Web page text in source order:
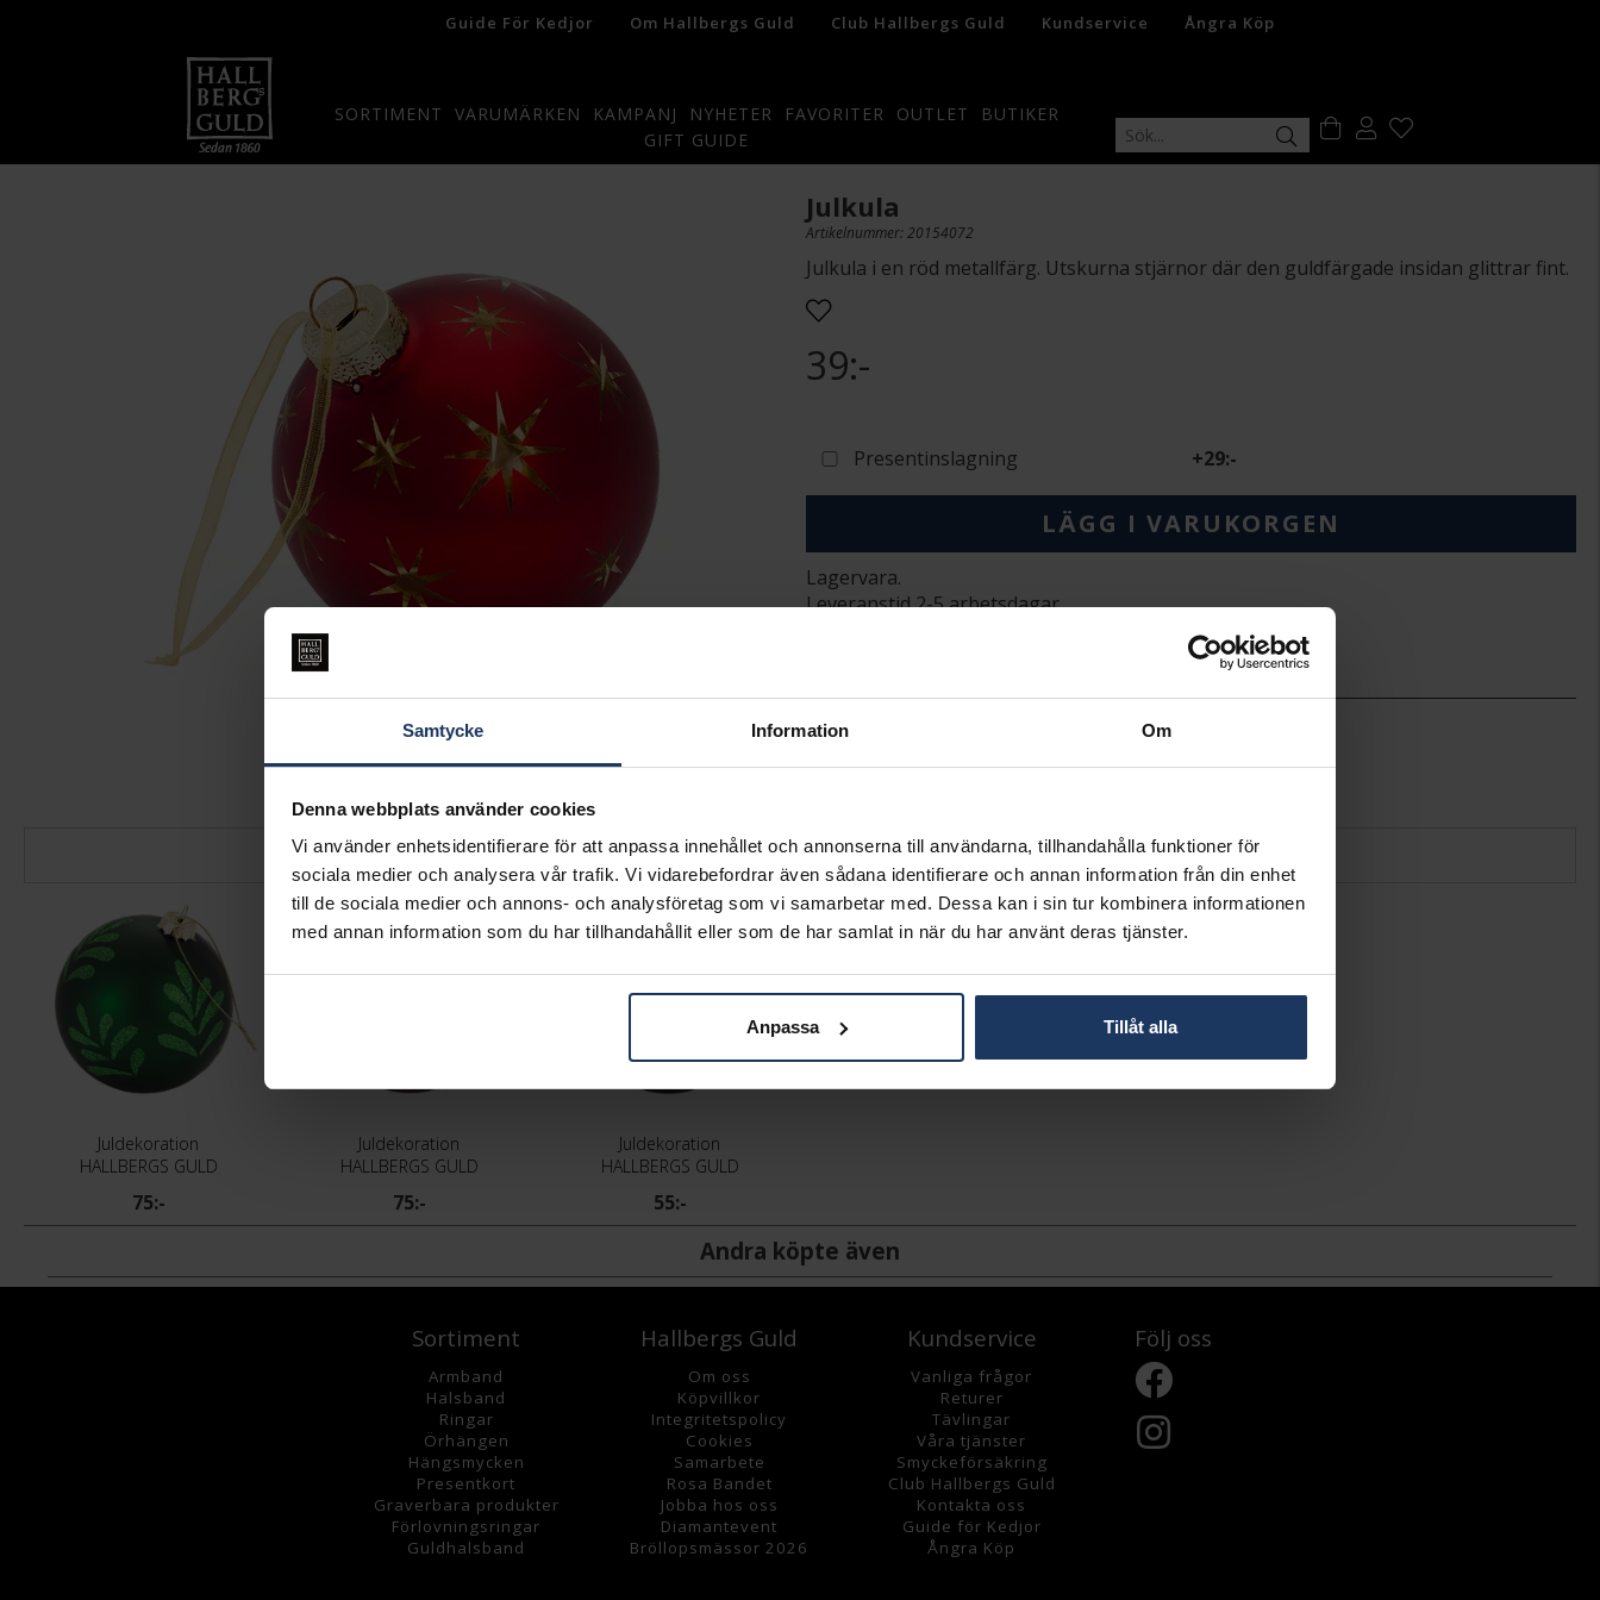
Samtycke Information Om
Denna webbplats använder cookies
Vi använder enhetsidentifierare för att anpassa innehållet och annonserna till användarna, tillhandahålla funktioner för
sociala medier och analysera vår trafik. Vi vidarebefordrar även sådana identifierare och annan information från din enhet
till de sociala medier och annons- och analysföretag som vi samarbetar med. Dessa kan i sin tur kombinera informationen
med annan information som du har tillhandahållit eller som de har samlat in när du har använt deras tjänster.
Anpassa Tillåt alla
Guide För Kedjor Om Hallbergs Guld Club Hallbergs Guld Kundservice Ångra Köp
SORTIMENT VARUMÄRKEN KAMPANJ NYHETER FAVORITER OUTLET
BUTIKER
GIFT GUIDE
Julkula
Artikelnummer: 20154072
Julkula i en röd metallfärg. Utskurna stjärnor där den guldfärgade insidan glittrar fint.
39:-
Presentinslagning +29:-
LÄGG I VARUKORGEN
Lagervara.
Leveranstid 2-5 arbetsdagar.
DIAMETER CA (CM)
Matchande produkter och andra varianter
Juldekoration
HALLBERGS GULD
75:-
Juldekoration
HALLBERGS GULD
75:-
Juldekoration
HALLBERGS GULD
55:-
Andra köpte även
Sortiment
Armband
Halsband
Ringar
Örhängen
Hängsmycken
Presentkort
Graverbara produkter
Förlovningsringar
Guldhalsband
Hallbergs Guld
Om oss
Köpvillkor
Integritetspolicy
Cookies
Samarbete
Rosa Bandet
Jobba hos oss
Diamantevent
Bröllopsmässor 2026
Kundservice
Vanliga frågor
Returer
Tävlingar
Våra tjänster
Smyckeförsäkring
Club Hallbergs Guld
Kontakta oss
Guide för Kedjor
Ångra Köp
Följ oss